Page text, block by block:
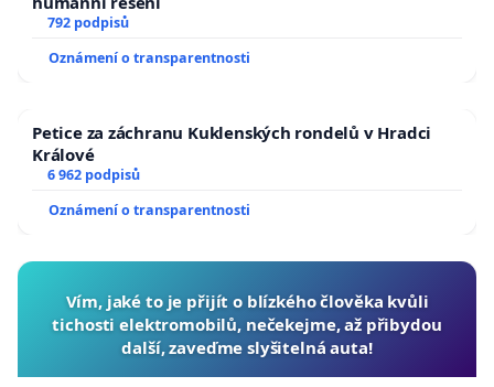
792 podpisů
Oznámení o transparentnosti
Petice za záchranu Kuklenských rondelů v Hradci
Králové
6 962 podpisů
Oznámení o transparentnosti
Vím, jaké to je přijít o blízkého člověka kvůli
tichosti elektromobilů, nečekejme, až přibydou
další, zaveďme slyšitelná auta!